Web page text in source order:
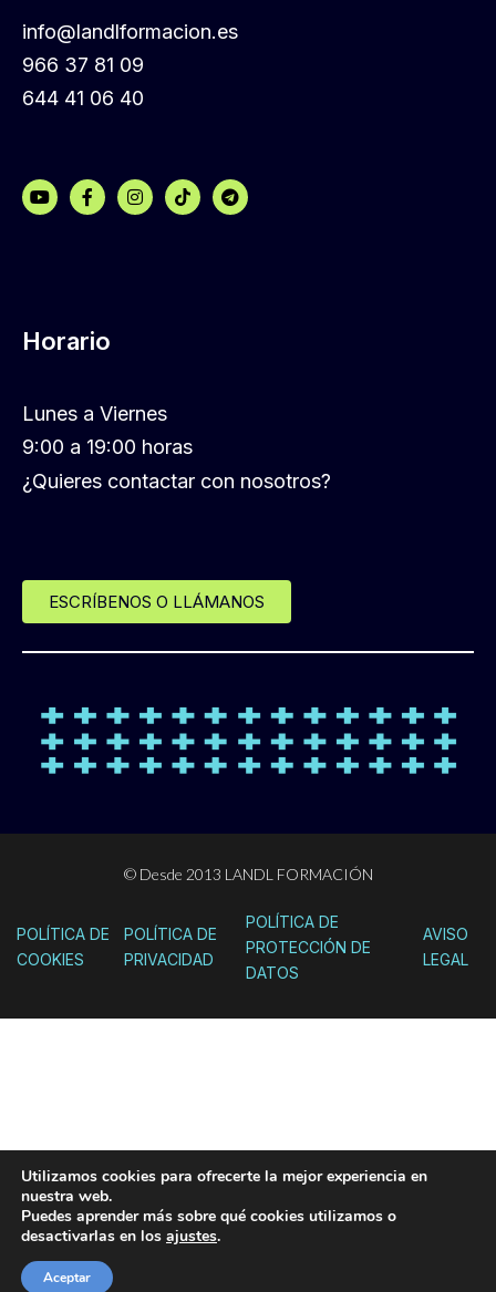
info@landlformacion.es
966 37 81 09
644 41 06 40
Horario
Lunes a Viernes
9:00 a 19:00 horas
¿Quieres contactar con nosotros?
ESCRÍBENOS O LLÁMANOS
© Desde 2013 LANDL FORMACIÓN
POLÍTICA DE
COOKIES
POLÍTICA DE
PRIVACIDAD
POLÍTICA DE
PROTECCIÓN DE
DATOS
AVISO
LEGAL
Utilizamos cookies para ofrecerte la mejor experiencia en
nuestra web.
Puedes aprender más sobre qué cookies utilizamos o
desactivarlas en los ajustes.
Aceptar